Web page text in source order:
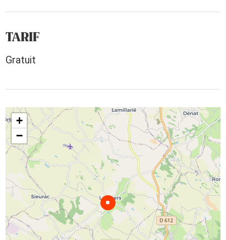
TARIF
Gratuit
+
−